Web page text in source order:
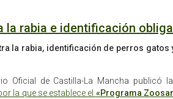
la rabia e identificación
la rabia, identificación de perros
Oficial de Castilla-La Mancha publicó
la que se establece el «Programa